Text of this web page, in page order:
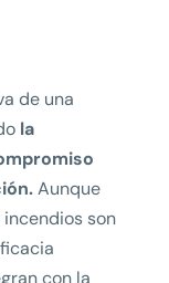
de una
la
Aunque
son